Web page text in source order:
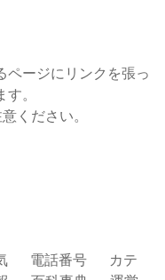
ページにリンクを張っ
。
ください。
電話番号
カテ